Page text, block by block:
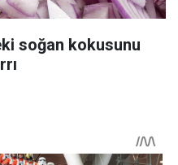
soğan kokusunu